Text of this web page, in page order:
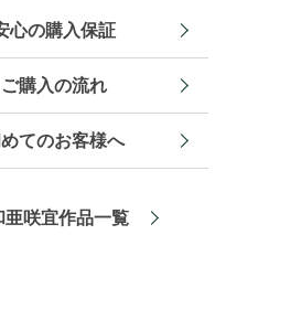
心の購入保証
ご購入の流れ
てのお客様へ
亜咲宜作品一覧